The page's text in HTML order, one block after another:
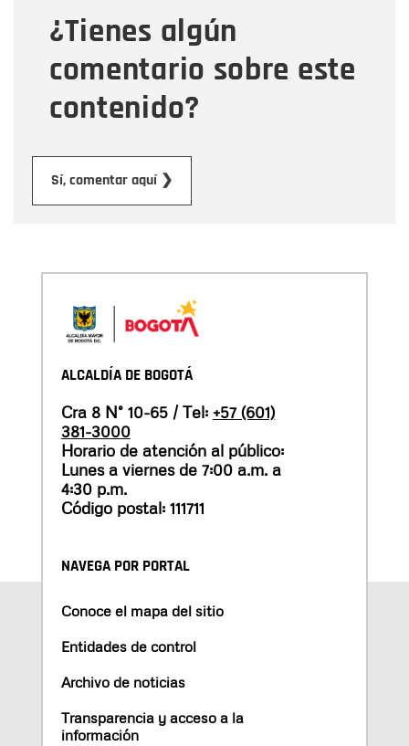
¿Tienes algún
comentario sobre este
contenido?
Sí, comentar aquí ❯
Mensaje
ALCALDÍA DE BOGOTÁ
Cra 8 N° 10-65 / Tel: +57 (601)
381-3000
Horario de atención al público:
Lunes a viernes de 7:00 a.m. a
4:30 p.m.
Código postal: 111711
NAVEGA POR PORTAL
Conoce el mapa del sitio
Entidades de control
Archivo de noticias
Transparencia y acceso a la
información